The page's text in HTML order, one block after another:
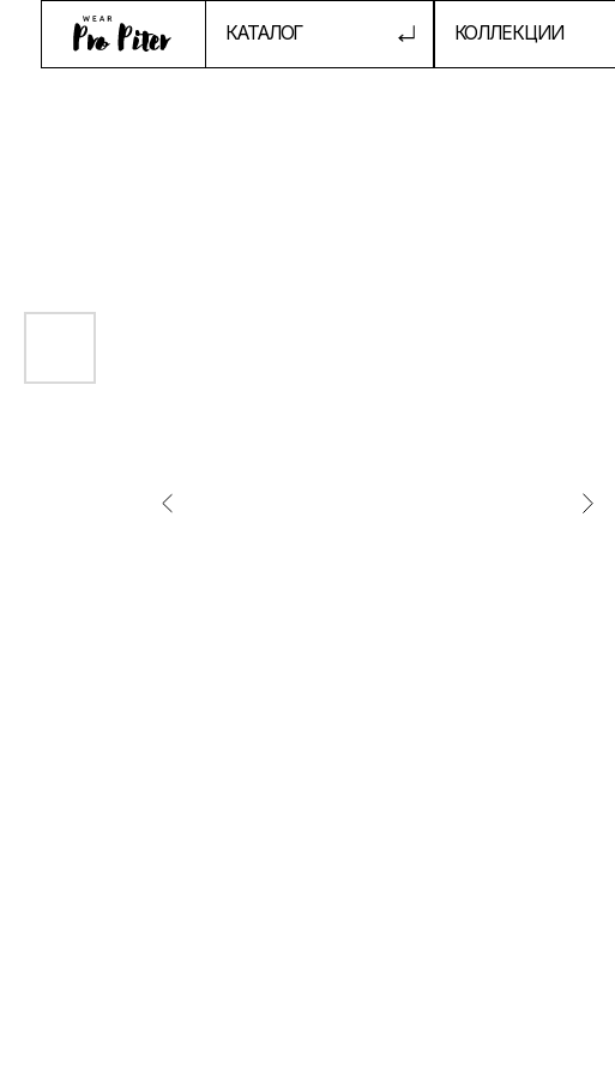
КАТАЛОГ КОЛЛЕКЦИИ